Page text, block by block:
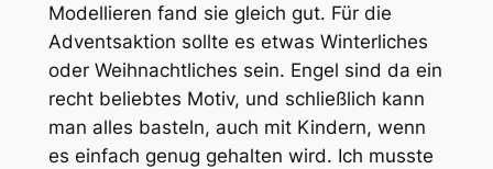
Modellieren fand sie gleich gut. Für die
Adventsaktion sollte es etwas Winterliches
oder Weihnachtliches sein. Engel sind da ein
recht beliebtes Motiv, und schließlich kann
man alles basteln, auch mit Kindern, wenn
es einfach genug gehalten wird. Ich musste